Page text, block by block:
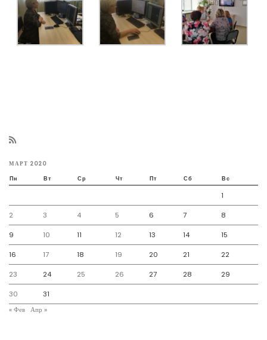
МАРТ 2020
Пн Вт Ср Чт Пт Сб Вс
1
2 3 4 5 6 7 8
9 10 11 12 13 14 15
16 17 18 19 20 21 22
23 24 25 26 27 28 29
30
31
« Фев Апр »